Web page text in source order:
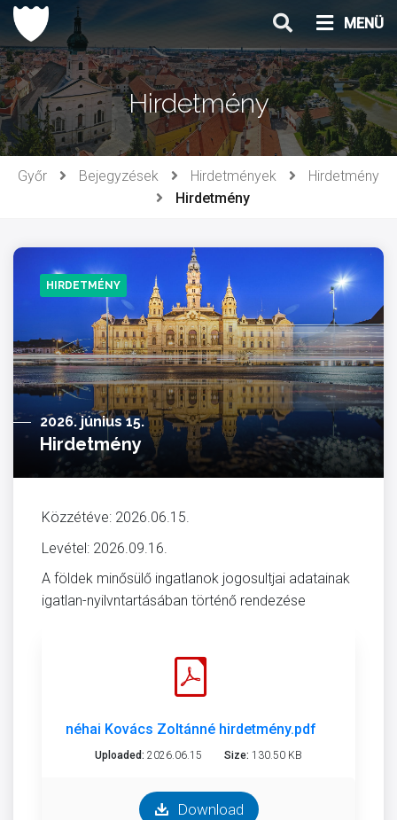
Ugrás
tartalomhoz
MENÜ
Hirdetmény
Győr Bejegyzések Hirdetmények
Hirdetmény
Hirdetmény
HIRDETMÉNY
2026. június 15.
Hirdetmény
Közzétéve: 2026.06.15.
Levétel: 2026.09.16.
A földek minősülő ingatlanok jogosultjai adatainak
igatlan-nyilvntartásában történő rendezése
néhai Kovács Zoltánné hirdetmény.pdf
Uploaded: 2026.06.15 Size: 130.50 KB
Download